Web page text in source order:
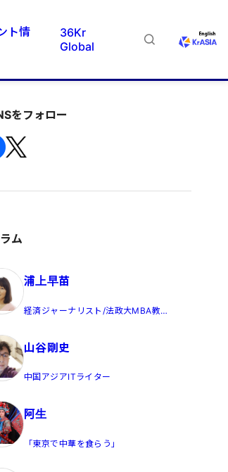
ト情
36Kr
Global
をフォロー
ム
浦上早苗
経済ジャーナリスト/法政大MBA教
山谷剛史
中国アジアITライター
阿生
「東京で中華を食らう」